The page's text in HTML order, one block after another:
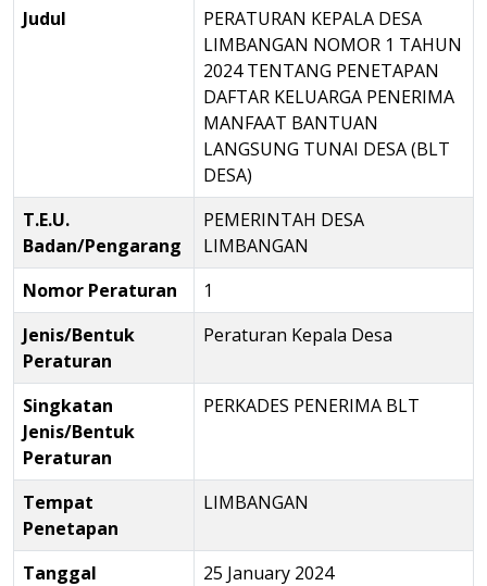
Judul
PERATURAN KEPALA DESA
LIMBANGAN NOMOR 1 TAHUN
2024 TENTANG PENETAPAN
DAFTAR KELUARGA PENERIMA
MANFAAT BANTUAN
LANGSUNG TUNAI DESA (BLT
DESA)
T.E.U.
Badan/Pengarang
PEMERINTAH DESA
LIMBANGAN
Nomor Peraturan
1
Jenis/Bentuk
Peraturan
Peraturan Kepala Desa
Singkatan
Jenis/Bentuk
Peraturan
PERKADES PENERIMA BLT
Tempat
Penetapan
LIMBANGAN
Tanggal
25 January 2024